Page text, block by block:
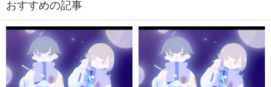
おすすめの記事